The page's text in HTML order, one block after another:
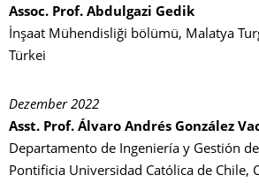
Assoc. Prof. Abdulgazi Gedik
İnşaat Mühendisliği bölümü, Malatya
Türkei
Dezember 2022
Asst. Prof. Álvaro Andrés González
Departamento de Ingeniería y Gestión
Pontificia Universidad Católica de Chile,